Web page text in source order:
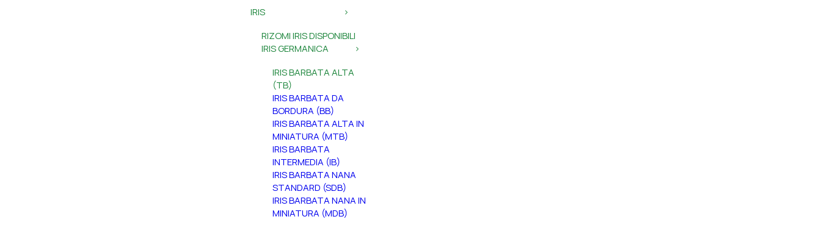
IRIS
RIZOMI IRIS DISPONIBILI
IRIS GERMANICA
IRIS BARBATA ALTA
(TB)
IRIS BARBATA DA
BORDURA (BB)
IRIS BARBATA ALTA IN
MINIATURA (MTB)
IRIS BARBATA
INTERMEDIA (IB)
IRIS BARBATA NANA
STANDARD (SDB)
IRIS BARBATA NANA IN
MINIATURA (MDB)